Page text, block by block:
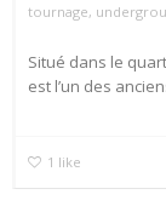
tournage,
Situé dans le
est l’un des
1 like